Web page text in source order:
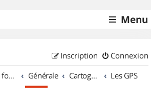
Menu
Connexion
Inscription
Accueil forum Générale Cartographie et GPS Les GPS